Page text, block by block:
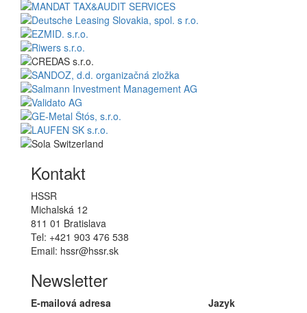
Kontakt
HSSR
Michalská 12
811 01 Bratislava
Tel: +421 903 476 538
Email: hssr@hssr.sk
Newsletter
E-mailová adresa Jazyk